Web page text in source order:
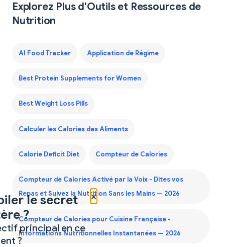
Explorez Plus d'Outils et Ressources de
Nutrition
AI Food Tracker Application de Régime
Best Protein Supplements for Women
Best Weight Loss Pills
Calculer les Calories des Aliments
Calorie Deficit Diet Compteur de Calories
Compteur de Calories Activé par la Voix - Dites vos
Repas et Suivez la Nutrition Sans les Mains — 2026
Compteur de Calories pour Cuisine Française -
Informations Nutritionnelles Instantanées — 2026
×
le secret
?
principal en ce
?